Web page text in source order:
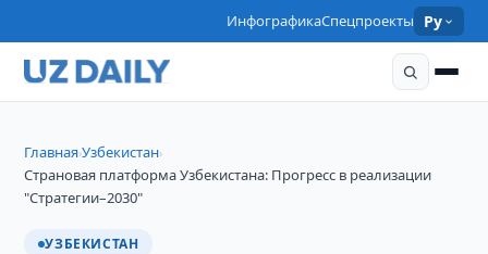
ИнфографикаСпецпроекты Ру
Главная›Узбекистан›
Страновая платформа Узбекистана: Прогресс в реализации
"Стратегии–2030"
УЗБЕКИСТАН